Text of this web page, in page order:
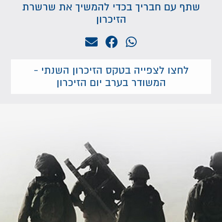
שתף עם חבריך בכדי להמשיך את שרשרת
הזיכרון
לחצו לצפייה בטקס הזיכרון השנתי -
המשודר בערב יום הזיכרון